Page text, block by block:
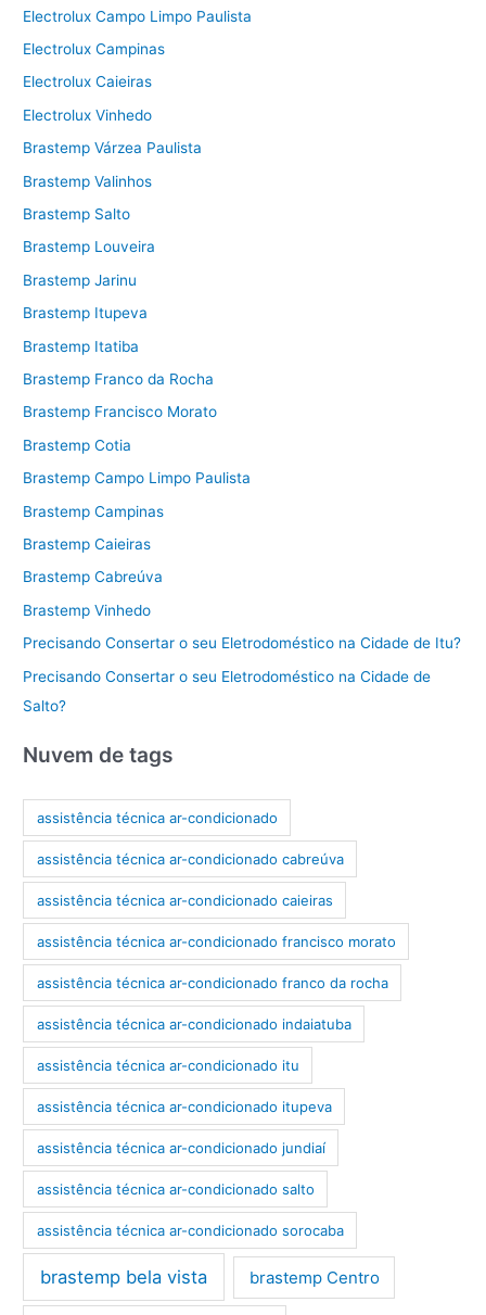
Electrolux Campo Limpo Paulista
Electrolux Campinas
Electrolux Caieiras
Electrolux Vinhedo
Brastemp Várzea Paulista
Brastemp Valinhos
Brastemp Salto
Brastemp Louveira
Brastemp Jarinu
Brastemp Itupeva
Brastemp Itatiba
Brastemp Franco da Rocha
Brastemp Francisco Morato
Brastemp Cotia
Brastemp Campo Limpo Paulista
Brastemp Campinas
Brastemp Caieiras
Brastemp Cabreúva
Brastemp Vinhedo
Precisando Consertar o seu Eletrodoméstico na Cidade de Itu?
Precisando Consertar o seu Eletrodoméstico na Cidade de
Salto?
Nuvem de tags
assistência técnica ar-condicionado
assistência técnica ar-condicionado cabreúva
assistência técnica ar-condicionado caieiras
assistência técnica ar-condicionado francisco morato
assistência técnica ar-condicionado franco da rocha
assistência técnica ar-condicionado indaiatuba
assistência técnica ar-condicionado itu
assistência técnica ar-condicionado itupeva
assistência técnica ar-condicionado jundiaí
assistência técnica ar-condicionado salto
assistência técnica ar-condicionado sorocaba
brastemp bela vista brastemp Centro